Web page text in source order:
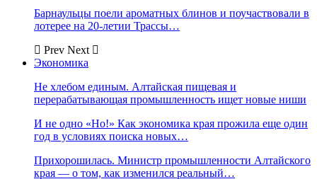
Барнаульцы поели ароматных блинов и поучаствовали в
лотерее на 20-летии Трассы…
Prev Next
Экономика
Не хлебом единым. Алтайская пищевая и
перерабатывающая промышленность ищет новые ниши
И не одно «Но!» Как экономика края прожила еще один
год в условиях поиска новых…
Прихорошилась. Министр промышленности Алтайского
края — о том, как изменился реальный…